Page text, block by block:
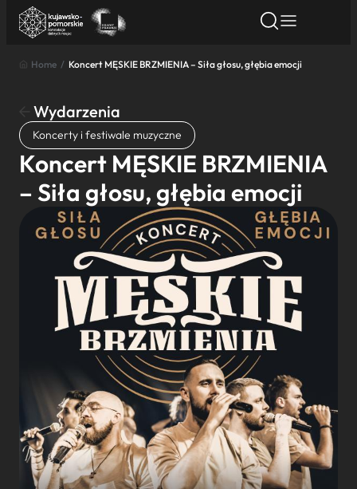
Znajdź atrakcję
Nazwa atrakcji
Miasto
Kategoria
Wyszukaj
Home / Koncert MĘSKIE BRZMIENIA – Siła głosu, głębia emocji
Wydarzenia
Koncerty i festiwale muzyczne
Koncert MĘSKIE BRZMIENIA
– Siła głosu, głębia emocji